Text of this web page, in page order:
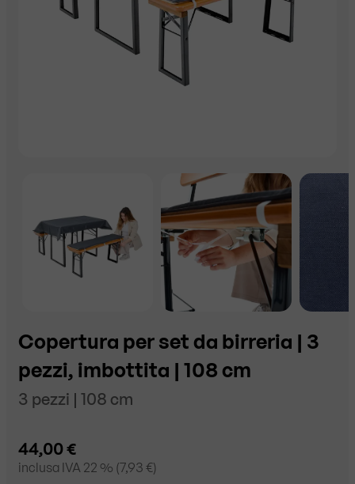
Copertura per set da birreria | 3
pezzi, imbottita | 108 cm
3 pezzi | 108 cm
44,00 €
inclusa IVA 22 % (7,93 €)